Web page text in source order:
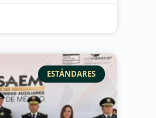
ESTÁNDARES